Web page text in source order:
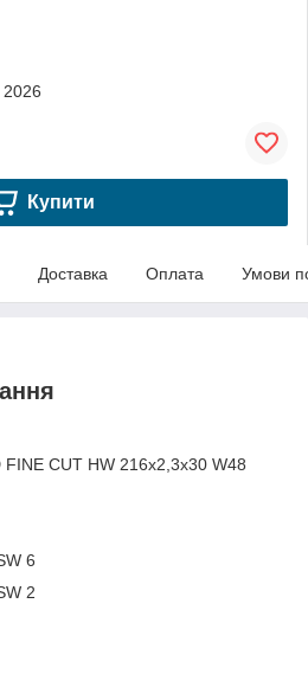
Купити
Доставка Оплата Умови
FINE CUT HW 216x2,3x30 W48
6
2